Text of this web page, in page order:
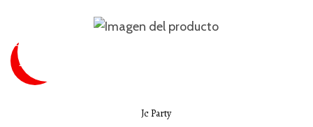
SUPER
-50 %
Jc Party